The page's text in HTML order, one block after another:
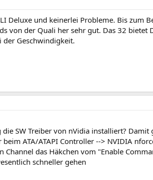
Deluxe und keinerlei Probleme. Bis zum
von der Quali her sehr gut. Das 32 bietet
der Geschwindigkeit.
die SW Treiber von nVidia installiert?
beim ATA/ATAPI Controller --> NVIDIA
Channel das Häkchen vom "Enable
schneller gehen